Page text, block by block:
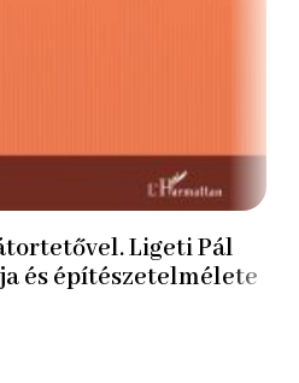
Ligeti Pál
és építészetelmélete